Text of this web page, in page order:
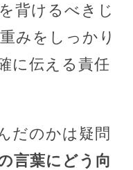
背けるべきじ
みをしっかり
に伝える責任
だのかは疑問
言葉にどう向